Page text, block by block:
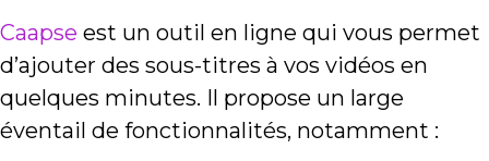
Caapse est un outil en ligne qui vous permet
d’ajouter des sous-titres à vos vidéos en
quelques minutes. Il propose un large
éventail de fonctionnalités, notamment :